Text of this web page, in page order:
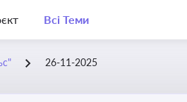
Всі Теми
26-11-2025